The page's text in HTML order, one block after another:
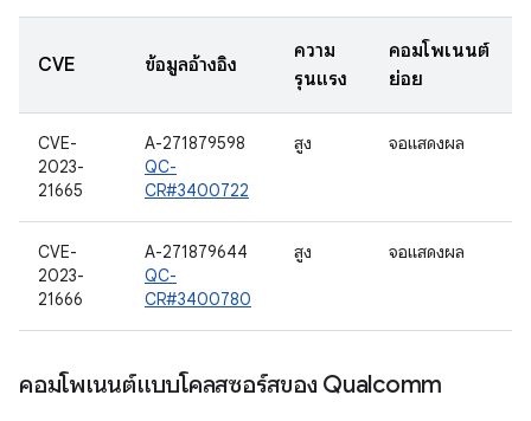
CVE ข้อมูลอ้างอิง
ความ
รุนแรง
คอมโพเนนต์
ย่อย
CVE-
2023-
21665
A-271879598
QC-
CR#3400722
สูง จอแสดงผล
CVE-
2023-
21666
A-271879644
QC-
CR#3400780
สูง จอแสดงผล
คอมโพเนนต์แบบโคลสซอร์สของ Qualcomm